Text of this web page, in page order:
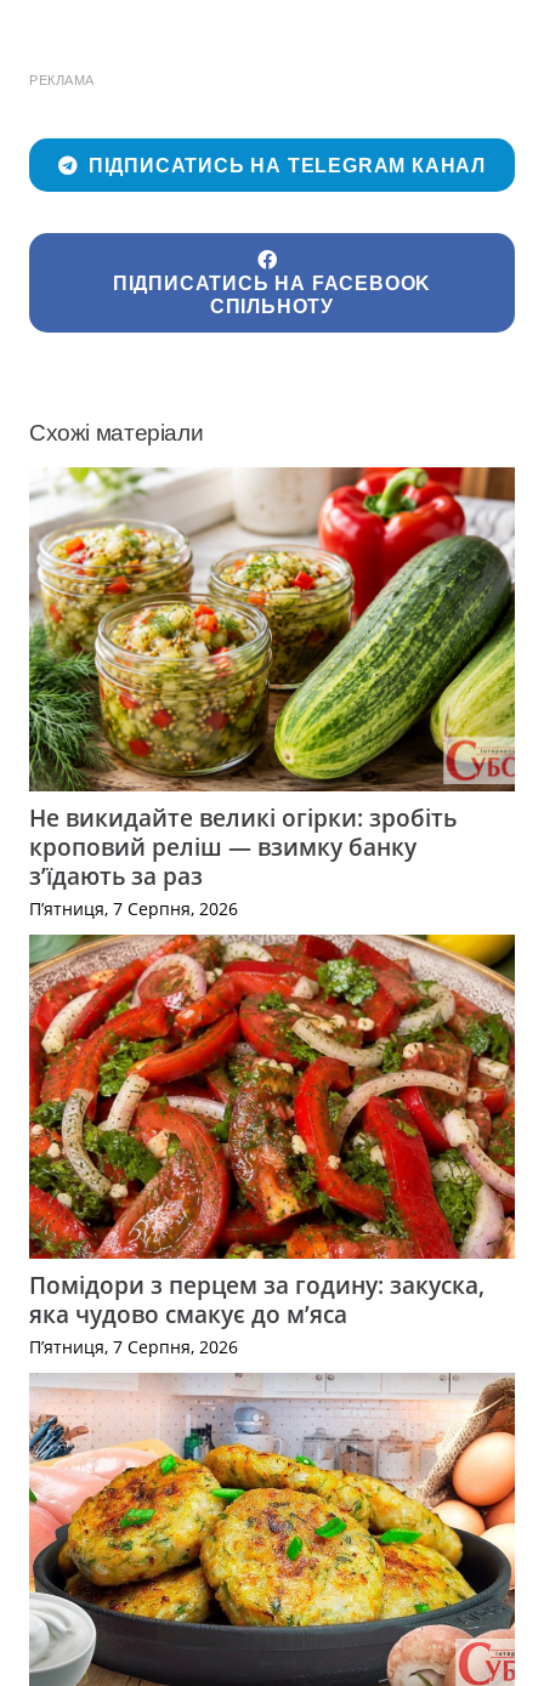
РЕКЛАМА
ПІДПИСАТИСЬ НА TELEGRAM КАНАЛ
ПІДПИСАТИСЬ НА FACEBOOK
СПІЛЬНОТУ
Схожі матеріали
Не викидайте великі огірки: зробіть
кроповий реліш — взимку банку
з’їдають за раз
П’ятниця, 7 Серпня, 2026
Помідори з перцем за годину: закуска,
яка чудово смакує до м’яса
П’ятниця, 7 Серпня, 2026